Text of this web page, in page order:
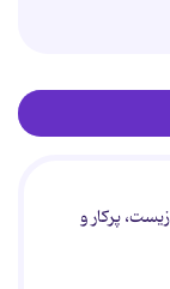
پرکار و